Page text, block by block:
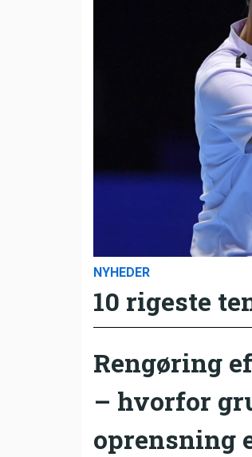
NYHEDER
10 rigeste
Rengøring
– hvorfor
oprensning